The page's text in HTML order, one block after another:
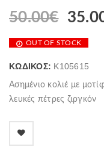
50.00€
OUT OF STOCK
ΚΩΔΙΚΌΣ: K105615
Ασημένιο κολιέ με
λευκές πέτρες ζιργκόν